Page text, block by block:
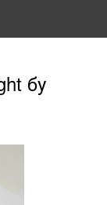
бу